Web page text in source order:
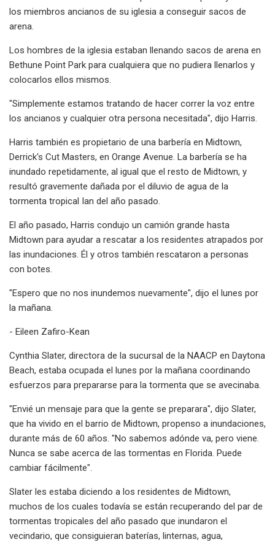
los miembros ancianos de su iglesia a conseguir sacos de
arena.
Los hombres de la iglesia estaban llenando sacos de arena en
Bethune Point Park para cualquiera que no pudiera llenarlos y
colocarlos ellos mismos.
"Simplemente estamos tratando de hacer correr la voz entre
los ancianos y cualquier otra persona necesitada", dijo Harris.
Harris también es propietario de una barbería en Midtown,
Derrick's Cut Masters, en Orange Avenue. La barbería se ha
inundado repetidamente, al igual que el resto de Midtown, y
resultó gravemente dañada por el diluvio de agua de la
tormenta tropical Ian del año pasado.
El año pasado, Harris condujo un camión grande hasta
Midtown para ayudar a rescatar a los residentes atrapados por
las inundaciones. Él y otros también rescataron a personas
con botes.
"Espero que no nos inundemos nuevamente", dijo el lunes por
la mañana.
- Eileen Zafiro-Kean
Cynthia Slater, directora de la sucursal de la NAACP en Daytona
Beach, estaba ocupada el lunes por la mañana coordinando
esfuerzos para prepararse para la tormenta que se avecinaba.
"Envié un mensaje para que la gente se preparara", dijo Slater,
que ha vivido en el barrio de Midtown, propenso a inundaciones,
durante más de 60 años. "No sabemos adónde va, pero viene.
Nunca se sabe acerca de las tormentas en Florida. Puede
cambiar fácilmente".
Slater les estaba diciendo a los residentes de Midtown,
muchos de los cuales todavía se están recuperando del par de
tormentas tropicales del año pasado que inundaron el
vecindario, que consiguieran baterías, linternas, agua,